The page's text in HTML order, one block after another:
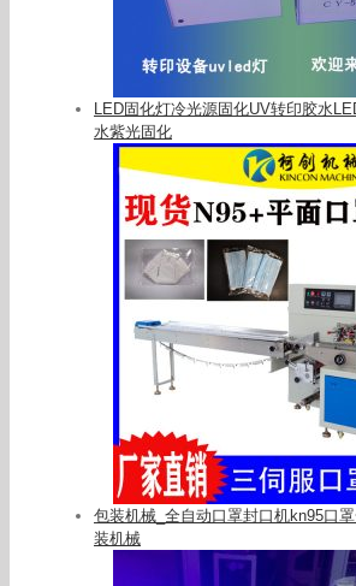
LED固化灯冷光源固化UV转印胶水
水紫光固化
包装机械_全自动口罩封口机kn95口
装机械